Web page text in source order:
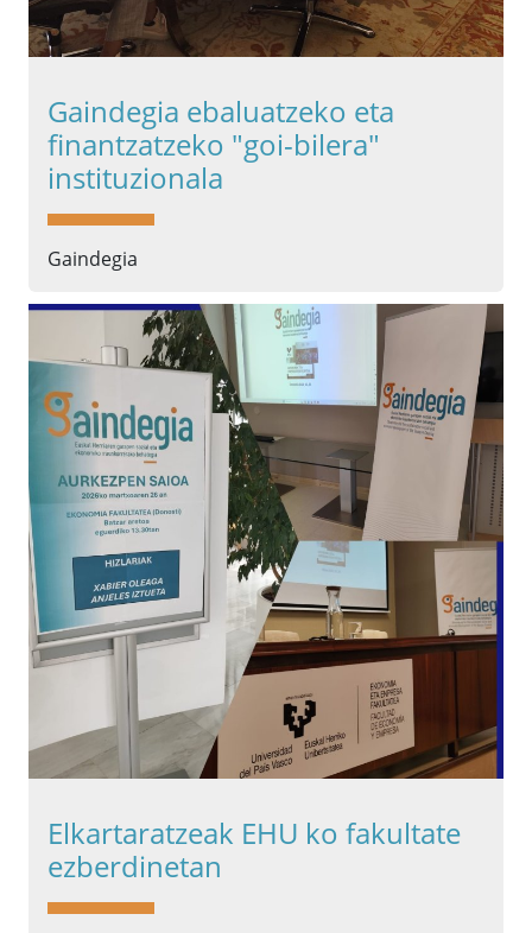
Gaindegia ebaluatzeko eta
finantzatzeko "goi-bilera"
instituzionala
Gaindegia
Elkartaratzeak EHU ko fakultate
ezberdinetan